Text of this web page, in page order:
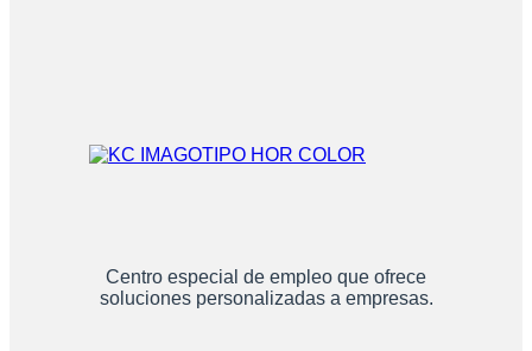
Centro especial de empleo que ofrece
soluciones personalizadas a empresas.